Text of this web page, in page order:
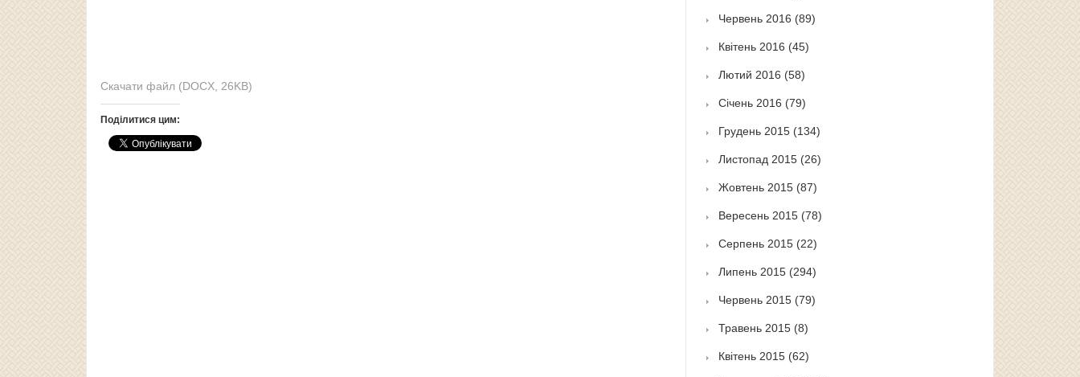
Скачати файл (DOCX, 26KB)
Поділитися цим:
Червень 2016 (89)
Квітень 2016 (45)
Лютий 2016 (58)
Січень 2016 (79)
Грудень 2015(134)
Листопад 2015(26)
Жовтень 2015(87)
Вересень 2015(78)
Серпень 2015(22)
Липень 2015(294)
Червень 2015(79)
Травень 2015(8)
Квітень 2015(62)